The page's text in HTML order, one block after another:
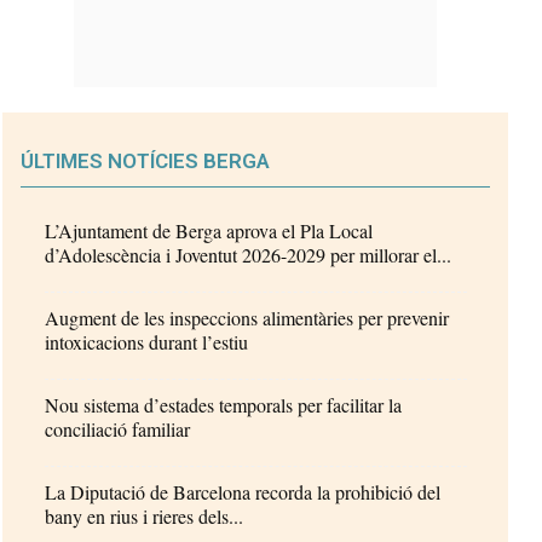
ÚLTIMES NOTÍCIES BERGA
L’Ajuntament de Berga aprova el Pla Local
d’Adolescència i Joventut 2026-2029 per millorar el...
Augment de les inspeccions alimentàries per prevenir
intoxicacions durant l’estiu
Nou sistema d’estades temporals per facilitar la
conciliació familiar
La Diputació de Barcelona recorda la prohibició del
bany en rius i rieres dels...